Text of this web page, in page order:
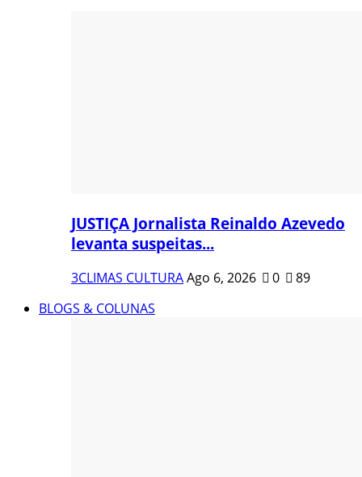
JUSTIÇA Jornalista Reinaldo Azevedo
levanta suspeitas...
3CLIMAS CULTURAAgo 6, 2026 0
89
BLOGS & COLUNAS